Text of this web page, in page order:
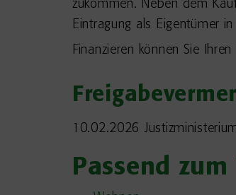
zukommen. Neben dem
Eintragung als Eigentümer
Finanzieren können Sie
10.02.2026
Passend zum